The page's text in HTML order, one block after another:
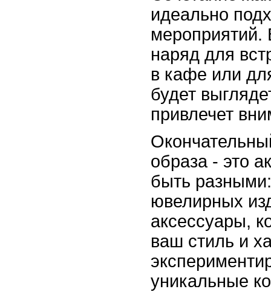
идеально
мероприятий.
наряд для
в кафе или
будет
привлечет
образа - это
быть
ювелирных
аксессуары,
ваш стиль и
уникальные